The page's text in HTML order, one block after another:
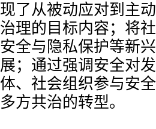
现了从被动应对到主
治理的目标内容；将
安全与隐私保护等新
展；通过强调安全对
体、社会组织参与安
多方共治的转型。